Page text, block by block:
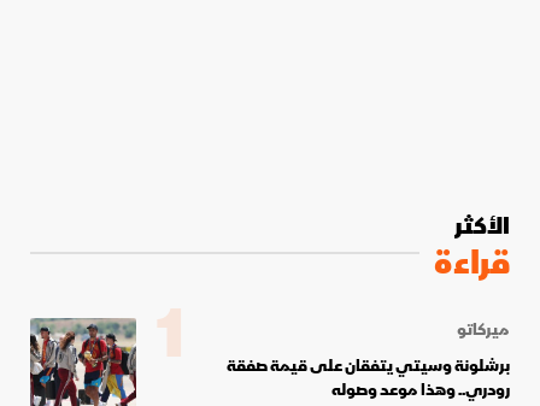
الأكثر
قراءة
ميركاتو
برشلونة وسيتي يتفقان على قيمة صفقة
رودري.. وهذا موعد وصوله
1